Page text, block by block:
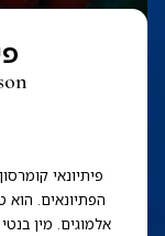
פיתיונאי
הפתיונאים. הוא
אלמוגים. מין